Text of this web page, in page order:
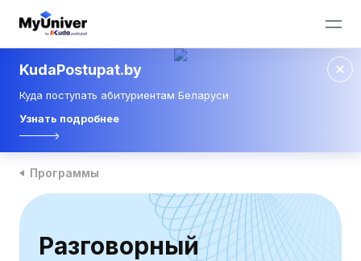
KudaPostupat.by
Куда поступать абитуриентам Беларуси
Узнать подробнее
Программы
Разговорный